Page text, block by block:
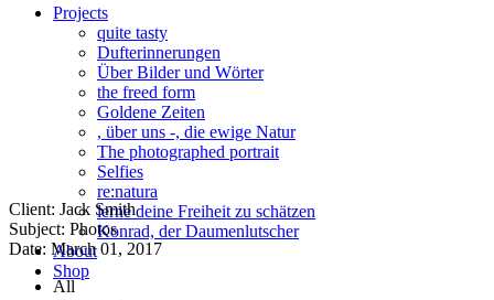
Projects
quite tasty
Dufterinnerungen
Über Bilder und Wörter
the freed form
Goldene Zeiten
, über uns -, die ewige Natur
The photographed portrait
Selfies
re:natura
lerne deine Freiheit zu schätzen
Konrad, der Daumenlutscher
About
Shop
Client: Jack Smith
Subject: Photos
Date: March 01, 2017
All